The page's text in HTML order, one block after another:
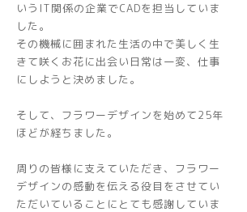
いうIT関係の企業でCADを担当していま
した。
その機械に囲まれた生活の中で美しく生
きて咲くお花に出会い日常は一変、仕事
にしようと決めました。
そして、フラワーデザインを始めて25年
ほどが経ちました。
周りの皆様に支えていただき、フラワー
デザインの感動を伝える役目をさせてい
ただいていることにとても感謝していま